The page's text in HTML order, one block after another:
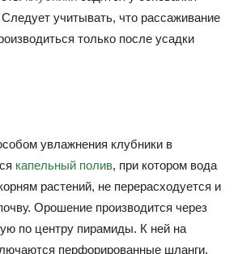
учитывать, что рассаживание
только после усадки
увлажнения клубники в
капельный полив, при котором вода
растений, не перерасходуется и
Орошение производится через
по центру пирамиды. К ней на
перфорированные шланги,